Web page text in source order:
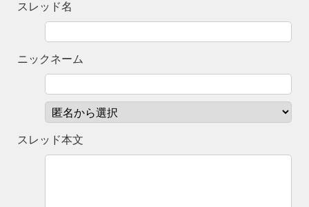
スレッド名
ニックネーム
スレッド本文